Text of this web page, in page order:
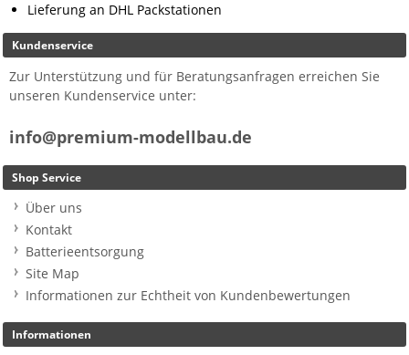
Lieferung an DHL Packstationen
Kundenservice
Zur Unterstützung und für Beratungsanfragen erreichen Sie
unseren Kundenservice unter:
info@premium-modellbau.de
Shop Service
Über uns
Kontakt
Batterieentsorgung
Site Map
Informationen zur Echtheit von Kundenbewertungen
Informationen